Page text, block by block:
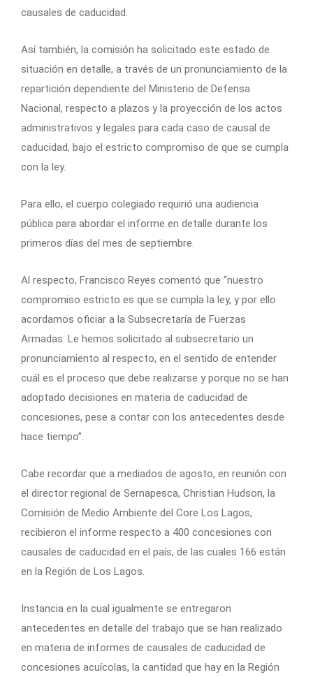
causales de caducidad.
Así también, la comisión ha solicitado este estado de
situación en detalle, a través de un pronunciamiento de la
repartición dependiente del Ministerio de Defensa
Nacional, respecto a plazos y la proyección de los actos
administrativos y legales para cada caso de causal de
caducidad, bajo el estricto compromiso de que se cumpla
con la ley.
Para ello, el cuerpo colegiado requirió una audiencia
pública para abordar el informe en detalle durante los
primeros días del mes de septiembre.
Al respecto, Francisco Reyes comentó que “nuestro
compromiso estricto es que se cumpla la ley, y por ello
acordamos oficiar a la Subsecretaría de Fuerzas
Armadas. Le hemos solicitado al subsecretario un
pronunciamiento al respecto, en el sentido de entender
cuál es el proceso que debe realizarse y porque no se han
adoptado decisiones en materia de caducidad de
concesiones, pese a contar con los antecedentes desde
hace tiempo”.
Cabe recordar que a mediados de agosto, en reunión con
el director regional de Sernapesca, Christian Hudson, la
Comisión de Medio Ambiente del Core Los Lagos,
recibieron el informe respecto a 400 concesiones con
causales de caducidad en el país, de las cuales 166 están
en la Región de Los Lagos.
Instancia en la cual igualmente se entregaron
antecedentes en detalle del trabajo que se han realizado
en materia de informes de causales de caducidad de
concesiones acuícolas, la cantidad que hay en la Región